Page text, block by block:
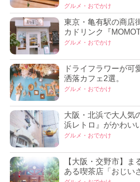
グルメ・おでかけ
東京・亀有駅の商店
カドリンク『
グルメ・おでかけ
ドライフラワーが
洒落カフェ2選。
グルメ・おでかけ
大阪・北浜で大人気
浜レトロ』がかわい
グルメ・おでかけ
【大阪・交野市】
ある喫茶店「おじい